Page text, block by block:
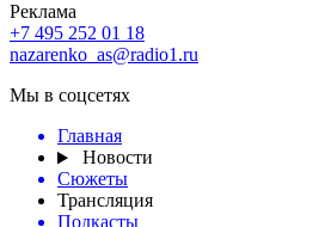
Реклама
+7 495 252 01 18
nazarenko_as@radio1.ru
Мы в соцсетях
Главная
Новости
Сюжеты
Трансляция
Подкасты